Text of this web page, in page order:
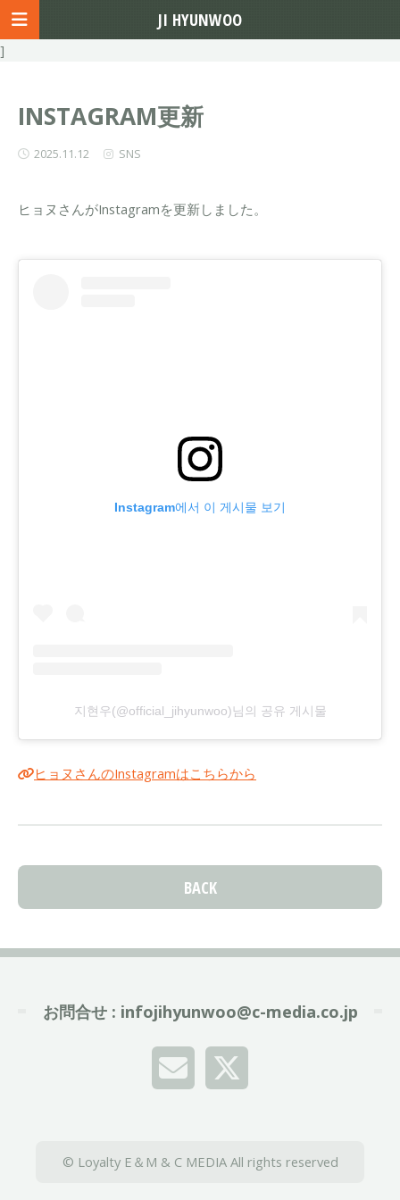
]
INSTAGRAM更新
2025.11.12 SNS
ヒョヌさんがInstagramを更新しました。
Instagram에서 이 게시물 보기
지현우(@official_jihyunwoo)님의 공유 게시물
ヒョヌさんのInstagramはこちらから
BACK
お問合せ : infojihyunwoo@c-media.co.jp
© Loyalty E＆M & C MEDIA All rights reserved
JI HYUNWOO